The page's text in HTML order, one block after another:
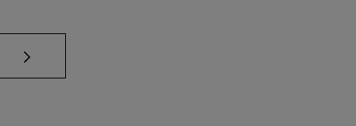
TAB para desplazarse.